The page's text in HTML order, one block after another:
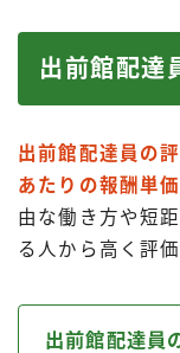
出前館配達
出前館配達員の
あたりの報酬単
由な働き方や短
る人から高く評
出前館配達員